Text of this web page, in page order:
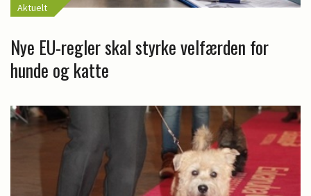
Aktuelt
Nye EU-regler skal styrke velfærden for
hunde og katte